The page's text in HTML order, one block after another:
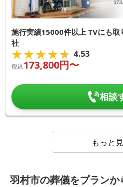
施行実績15000件以上 TVにも
社
★★★★★
★★★★★ 4.53
税込173,800円〜
相談
もっと
羽村市の葬儀をプランか